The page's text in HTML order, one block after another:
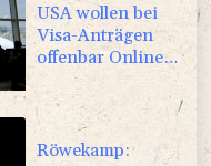
USA wollen bei
Visa-Anträgen
offenbar Online-
Aktivitäten noch
stärker
überprüfen
Röwekamp: